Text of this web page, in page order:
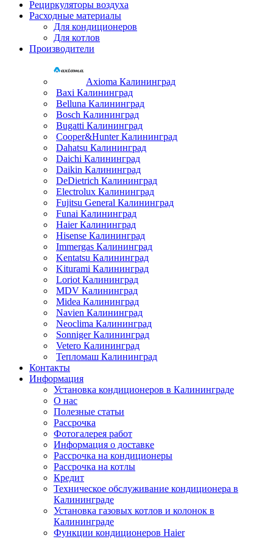
Рециркуляторы воздуха
Расходные материалы
Для кондиционеров
Для котлов
Производители
Axioma Калининград
Baxi Калининград
Belluna Калининград
Bosch Калининград
Bugatti Калининград
Cooper&Hunter Калининград
Dahatsu Калининград
Daichi Калининград
Daikin Калининград
DeDietrich Калининград
Electrolux Калининград
Fujitsu General Калининград
Funai Калининград
Haier Калининград
Hisense Калининград
Immergas Калининград
Kentatsu Калининград
Kiturami Калининград
Loriot Калининград
MDV Калининград
Midea Калининград
Navien Калининград
Neoclima Калининград
Sonniger Калининград
Vetero Калининград
Тепломаш Калининград
Контакты
Информация
Установка кондиционеров в Калининграде
О нас
Полезные статьи
Рассрочка
Фотогалерея работ
Информация о доставке
Рассрочка на кондиционеры
Рассрочка на котлы
Кредит
Техническое обслуживание кондиционера в
Калининграде
Установка газовых котлов и колонок в
Калининграде
Функции кондиционеров Haier